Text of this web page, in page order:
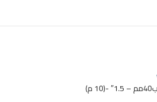
غاطسة 1ح رواسب40مم – 1.5″ -(10 م)